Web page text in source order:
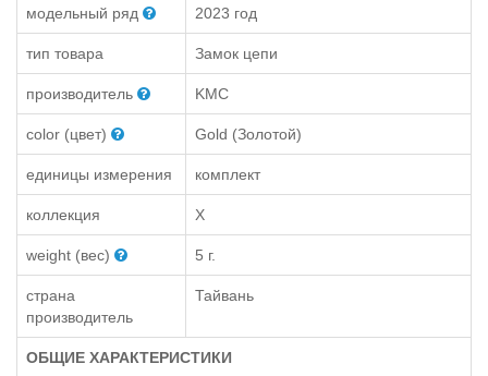
модельный ряд 2023 год
тип товара Замок цепи
производитель KMC
color (цвет) Gold (Золотой)
единицы измерения комплект
коллекция X
weight (вес) 5 г.
страна
производитель
Тайвань
ОБЩИЕ ХАРАКТЕРИСТИКИ